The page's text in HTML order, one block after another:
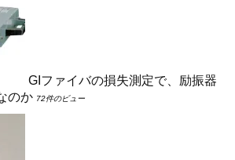
GIファイバの損失測定で、励振器
のか 72件のビュー